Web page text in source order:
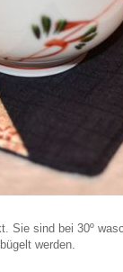
sind bei 30º
werden.